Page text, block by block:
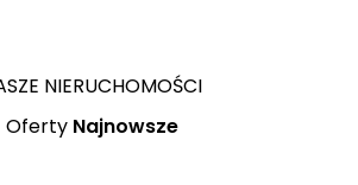
NIERUCHOMOŚCI
Oferty Najnowsze